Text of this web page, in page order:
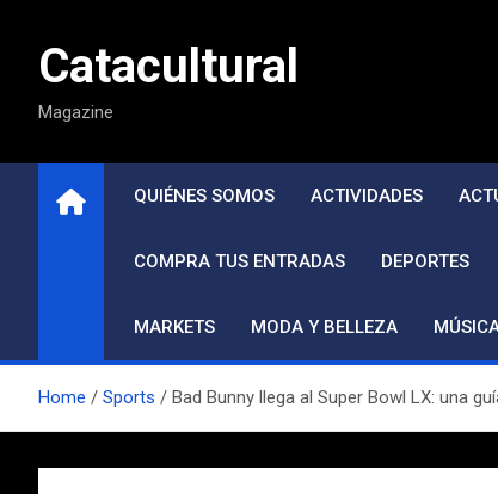
contenidoCatacultural
Magazine
QUIÉNES SOMOS ACTIVIDADES
COMPRA TUS ENTRADAS DEPORTES
MARKETS MODA Y BELLEZA
Home Sports Bad Bunny llega al Super Bowl LX: una